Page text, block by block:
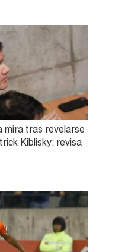
mira tras revelarse
Kiblisky: revisa